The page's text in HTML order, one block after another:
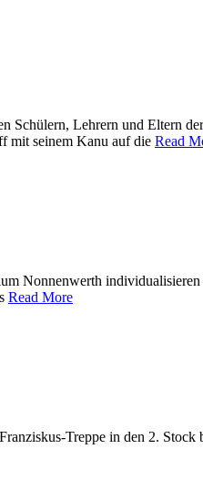
Lehrern und Eltern
mit seinem Kanu auf die Read
Nonnenwerth
Read More
Treppe in den 2.